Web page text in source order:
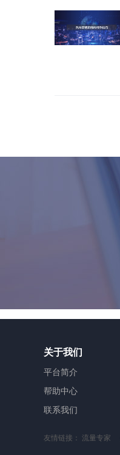
关于我们
平台简介
帮助中心
联系我们
友情链接： 流量专家